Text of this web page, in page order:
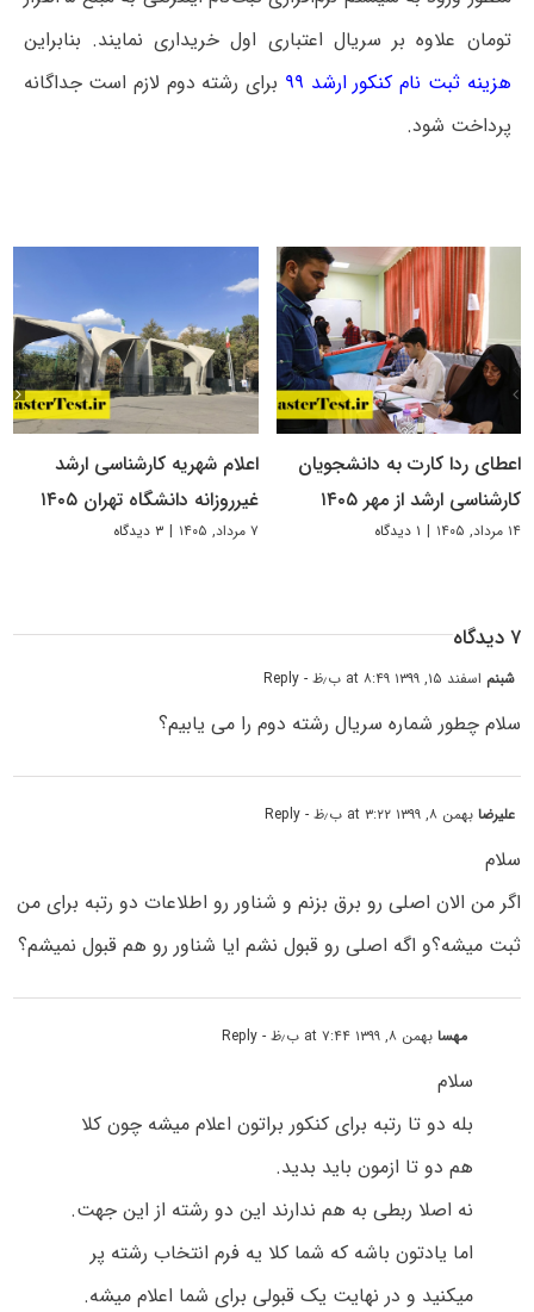
تومان علاوه بر سریال اعتباری اول خریداری نمایند. بنابراین
هزینه ثبت نام کنکور ارشد ۹۹
برای رشته دوم لازم است جداگانه
پرداخت شود.
اعطای ردا کارت به دانشجویان
کارشناسی ارشد از مهر ۱۴۰۵
۱۴ مرداد, ۱۴۰۵ | ۱ دیدگاه
اعلام شهریه کارشناسی ارشد
غیرروزانه دانشگاه تهران ۱۴۰۵
۷ مرداد, ۱۴۰۵ | ۳ دیدگاه
۷ دیدگاه
شبنم اسفند ۱۵, ۱۳۹۹ at ۸:۴۹ ب٫ظ - Reply
سلام چطور شماره سریال رشته دوم را می یابیم؟
علیرضابهمن ۸, ۱۳۹۹ at ۳:۲۲ ب٫ظ - Reply
سلام
اگر من الان اصلی رو برق بزنم و شناور رو اطلاعات دو رتبه برای من
ثبت میشه؟و اگه اصلی رو قبول نشم ایا شناور رو هم قبول نمیشم؟
مهسابهمن ۸, ۱۳۹۹ at ۷:۴۴ ب٫ظ - Reply
سلام
بله دو تا رتبه برای کنکور براتون اعلام میشه چون کلا
هم دو تا ازمون باید بدید.
نه اصلا ربطی به هم ندارند این دو رشته از این جهت.
اما یادتون باشه که شما کلا یه فرم انتخاب رشته پر
میکنید و در نهایت یک قبولی برای شما اعلام میشه.